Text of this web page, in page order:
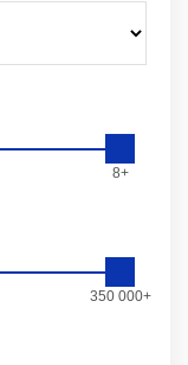
8+
350 000+